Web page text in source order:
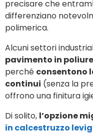
precisare che
differenziano
polimerica.
Alcuni settori
pavimento in
perché consentono
continui (senza la
offrono una finitura
Di solito, l’opzione
in calcestruzzo